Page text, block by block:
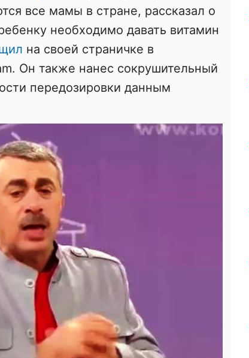
все мамы в стране, рассказал о
необходимо давать витамин
на своей страничке в
Он также нанес сокрушительный
передозировки данным